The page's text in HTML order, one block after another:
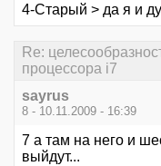
4-Старый > да я и
Re:
процессора i7
sayrus
8 - 10.11.2009 - 16:39
7 а там на него и
выйдут...